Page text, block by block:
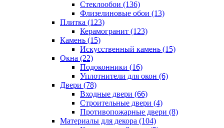
Стеклообои (136)
Флизелиновые обои (13)
Плитка (123)
Керамогранит (123)
Камень (15)
Искусственный камень (15)
Окна (22)
Подоконники (16)
Уплотнители для окон (6)
Двери (78)
Входные двери (66)
Строительные двери (4)
Противопожарные двери (8)
Материалы для декора (104)